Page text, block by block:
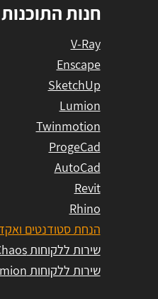
חנות התוכנות
V-Ray
Enscape
SketchUp
Lumion
Twinmotion
ProgeCad
AutoCad
Revit
Rhino
הנחת סטודנטים
שירות ללקוחות Chaos
שירות ללקוחות Lumion